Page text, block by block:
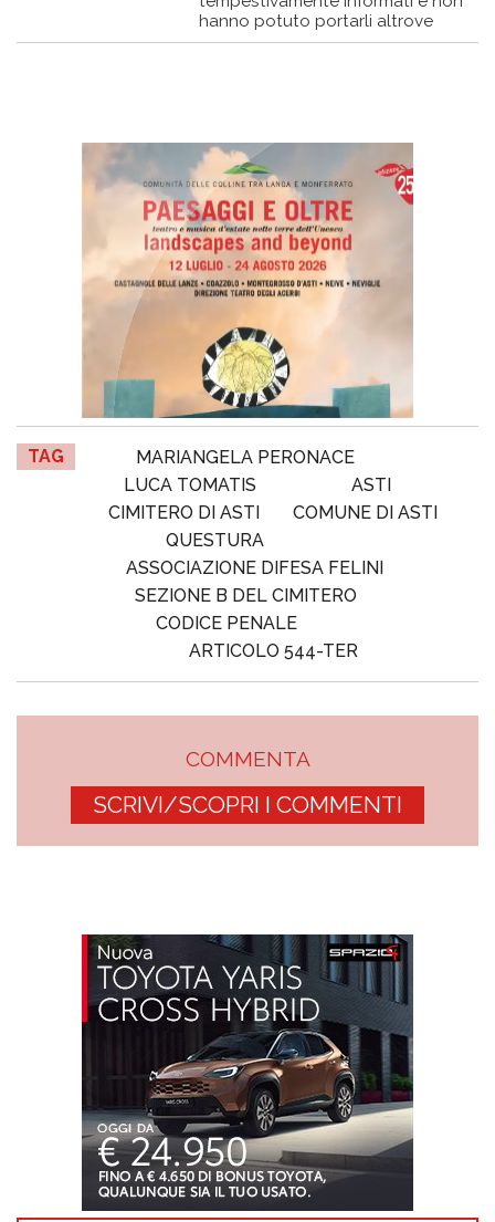
hanno potuto portarli altrove
TAG
MARIANGELA PERONACE
LUCA TOMATIS
ASTI
CIMITERO DI ASTI
COMUNE DI ASTI
QUESTURA
ASSOCIAZIONE DIFESA FELINI
SEZIONE B DEL CIMITERO
CODICE PENALE
ARTICOLO 544-TER
COMMENTA
SCRIVI/SCOPRI I COMMENTI